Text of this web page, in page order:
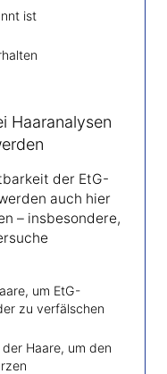
ist
Haaranalysen
der EtG-
auch hier
– insbesondere,
um EtG-
zu verfälschen
Haare, um den